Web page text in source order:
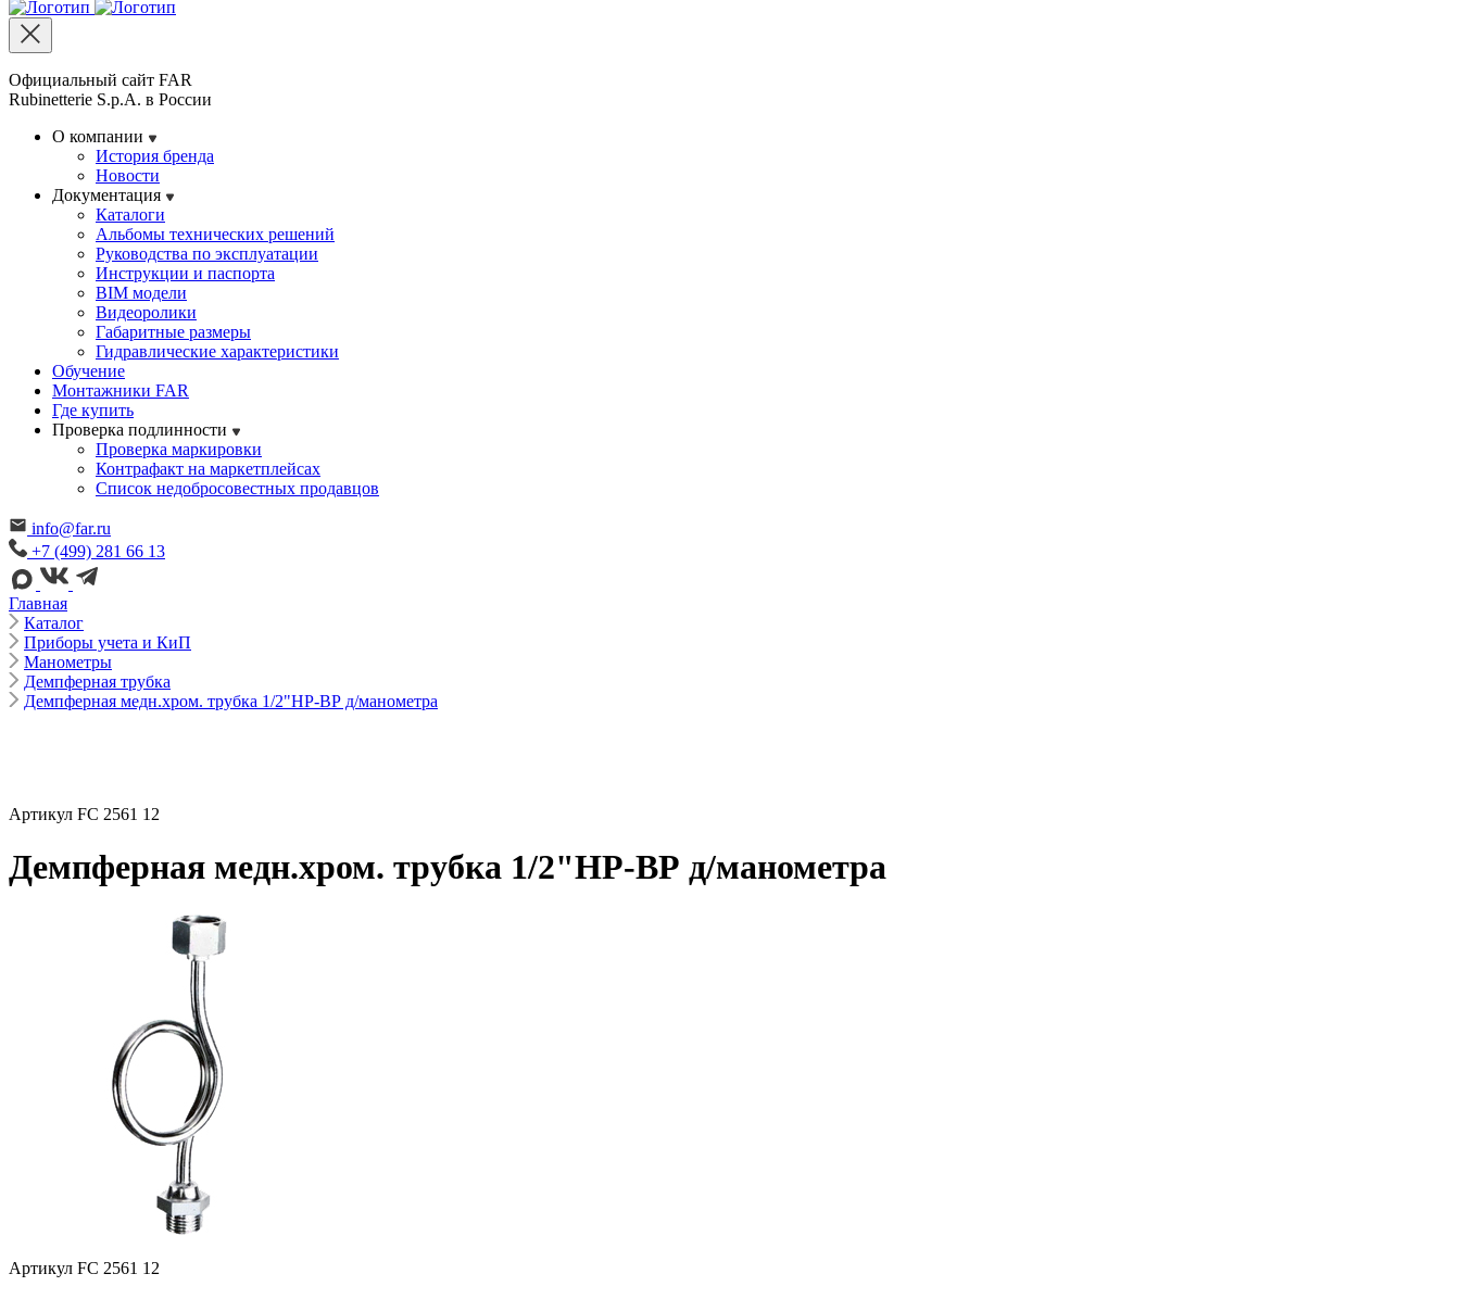
Официальный сайт FAR
Rubinetterie S.p.A. в России
О компании
История бренда
Новости
Документация
Каталоги
Альбомы технических решений
Руководства по эксплуатации
Инструкции и паспорта
BIM модели
Видеоролики
Габаритные размеры
Гидравлические характеристики
Обучение
Монтажники FAR
Где купить
Проверка подлинности
Проверка маркировки
Контрафакт на маркетплейсах
Cписок недобросовестных продавцов
info@far.ru
+7 (499) 281 66 13
Главная
Каталог
Приборы учета и КиП
Манометры
Демпферная трубка
Демпферная медн.хром. трубка 1/2"НР-ВР д/манометра
Артикул FC 2561 12
Демпферная медн.хром. трубка 1/2"НР-ВР д/манометра
Артикул FC 2561 12